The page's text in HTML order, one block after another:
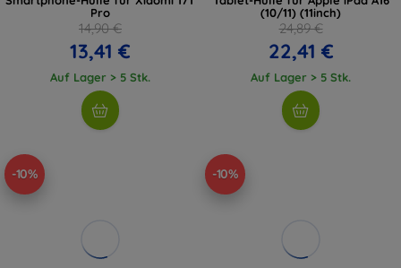
Pro
14,90 €
13,41 €
Auf Lager > 5 Stk.
(10/11) (11inch)
24,89 €
22,41 €
Auf Lager > 5 Stk.
-10% -10%